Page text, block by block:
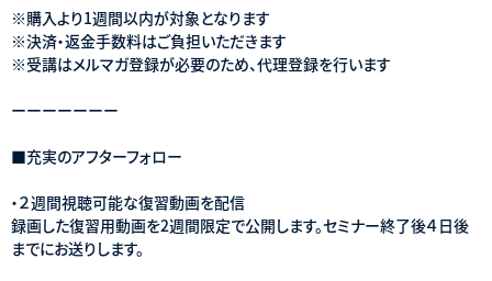
※購入より1週間以内が対象となります
※決済・返金手数料はご負担いただきます
※受講はメルマガ登録が必要のため、代理登録を行います
ーーーーーーー
■充実のアフターフォロー
・２週間視聴可能な復習動画を配信
録画した復習用動画を2週間限定で公開します。セミナー終了後４日後
までにお送りします。